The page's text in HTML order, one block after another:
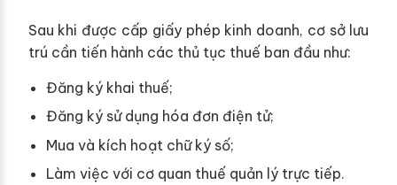
Sau khi được cấp giấy phép kinh doanh, cơ sở lưu
trú cần tiến hành các thủ tục thuế ban đầu như:
Đăng ký khai thuế;
Đăng ký sử dụng hóa đơn điện tử;
Mua và kích hoạt chữ ký số;
Làm việc với cơ quan thuế quản lý trực tiếp.